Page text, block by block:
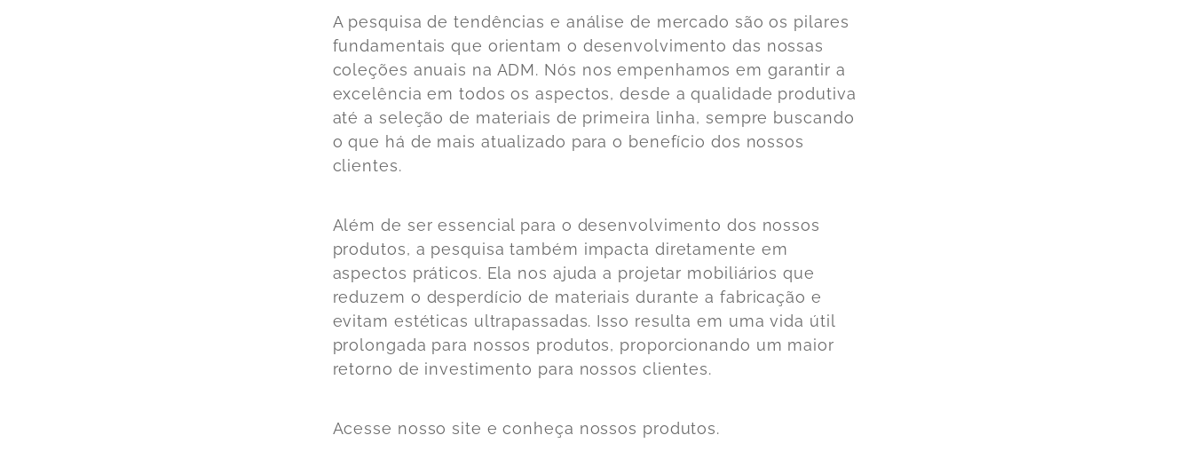
A pesquisa de tendências e análise de mercado são os pilares
fundamentais que orientam o desenvolvimento das nossas
coleções anuais na ADM. Nós nos empenhamos em garantir a
excelência em todos os aspectos, desde a qualidade produtiva
até a seleção de materiais de primeira linha, sempre buscando
o que há de mais atualizado para o benefício dos nossos
clientes.
Além de ser essencial para o desenvolvimento dos nossos
produtos, a pesquisa também impacta diretamente em
aspectos práticos. Ela nos ajuda a projetar mobiliários que
reduzem o desperdício de materiais durante a fabricação e
evitam estéticas ultrapassadas. Isso resulta em uma vida útil
prolongada para nossos produtos, proporcionando um maior
retorno de investimento para nossos clientes.
Acesse nosso site e conheça nossos produtos.